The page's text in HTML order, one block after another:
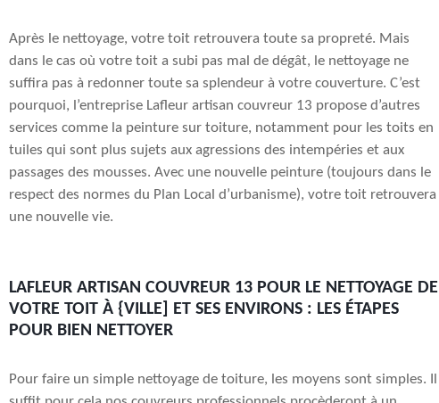
Après le nettoyage, votre toit retrouvera toute sa propreté. Mais
dans le cas où votre toit a subi pas mal de dégât, le nettoyage ne
suffira pas à redonner toute sa splendeur à votre couverture. C’est
pourquoi, l’entreprise Lafleur artisan couvreur 13 propose d’autres
services comme la peinture sur toiture, notamment pour les toits en
tuiles qui sont plus sujets aux agressions des intempéries et aux
passages des mousses. Avec une nouvelle peinture (toujours dans le
respect des normes du Plan Local d’urbanisme), votre toit retrouvera
une nouvelle vie.
LAFLEUR ARTISAN COUVREUR 13 POUR LE NETTOYAGE DE
VOTRE TOIT À {VILLE] ET SES ENVIRONS : LES ÉTAPES
POUR BIEN NETTOYER
Pour faire un simple nettoyage de toiture, les moyens sont simples. Il